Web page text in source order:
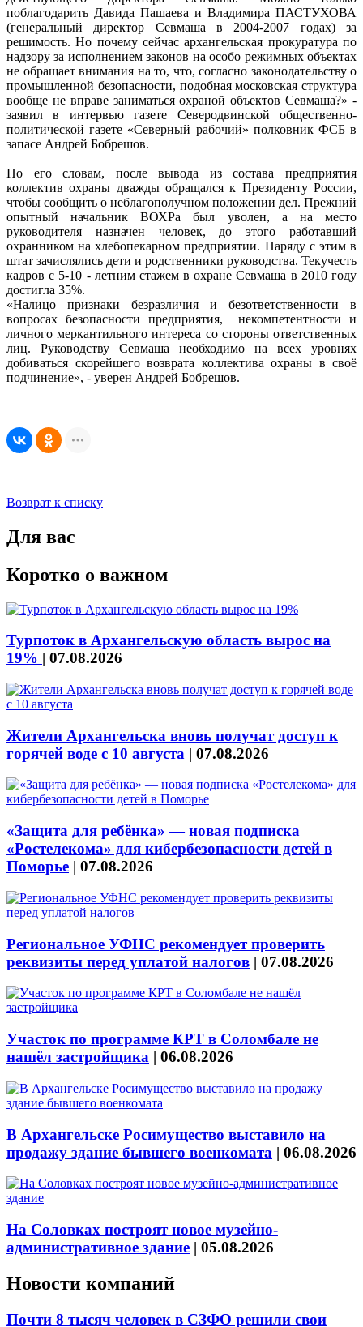
поблагодарить Давида Пашаева и Владимира ПАСТУХОВА
(генеральный директор Севмаша в 2004-2007 годах) за
решимость. Но почему сейчас архангельская прокуратура по
надзору за исполнением законов на особо режимных объектах
не обращает внимания на то, что, согласно законодательству о
промышленной безопасности, подобная московская структура
вообще не вправе заниматься охраной объектов Севмаша?» -
заявил в интервью газете Северодвинской общественно-
политической газете «Северный рабочий» полковник ФСБ в
запасе Андрей Бобрешов.
По его словам, после вывода из состава предприятия
коллектив охраны дважды обращался к Президенту России,
чтобы сообщить о неблагополучном положении дел. Прежний
опытный начальник ВОХРа был уволен, а на место
руководителя назначен человек, до этого работавший
охранником на хлебопекарном предприятии. Наряду с этим в
штат зачислялись дети и родственники руководства. Текучесть
кадров с 5-10 - летним стажем в охране Севмаша в 2010 году
достигла 35%.
«Налицо признаки безразличия и безответственности в
вопросах безопасности предприятия, некомпетентности и
личного меркантильного интереса со стороны ответственных
лиц. Руководству Севмаша необходимо на всех уровнях
добиваться скорейшего возврата коллектива охраны в своё
подчинение», - уверен Андрей Бобрешов.
Возврат к списку
Для вас
Коротко о важном
Турпоток в Архангельскую область вырос на
19% | 07.08.2026
Жители Архангельска вновь получат доступ к
горячей воде с 10 августа | 07.08.2026
«Защита для ребёнка» — новая подписка
«Ростелекома» для кибербезопасности детей в
Поморье | 07.08.2026
Региональное УФНС рекомендует проверить
реквизиты перед уплатой налогов | 07.08.2026
Участок по программе КРТ в Соломбале не
нашёл застройщика | 06.08.2026
В Архангельске Росимущество выставило на
продажу здание бывшего военкомата | 06.08.2026
На Соловках построят новое музейно-
административное здание | 05.08.2026
Новости компаний
Почти 8 тысяч человек в СЗФО решили свои